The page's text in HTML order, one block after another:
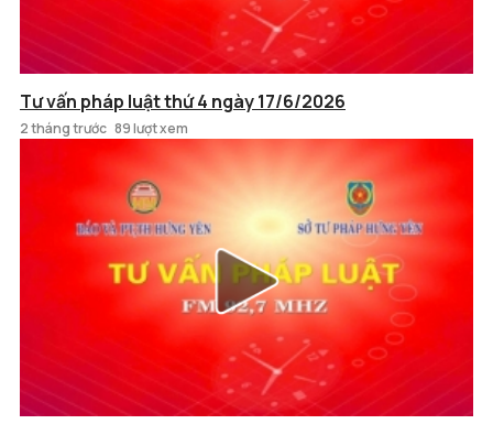
Tư vấn pháp luật thứ 4 ngày 17/6/2026
2 tháng trước 89 lượt xem